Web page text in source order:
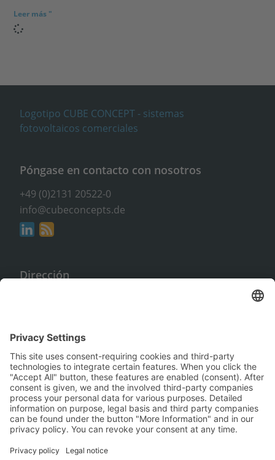
Leer más "
Póngase en contacto con nosotros
+49 (0)2131 20522-0
info@cubeconcepts.de
Dirección
Sin compromiso y gratuito
Solicitar información